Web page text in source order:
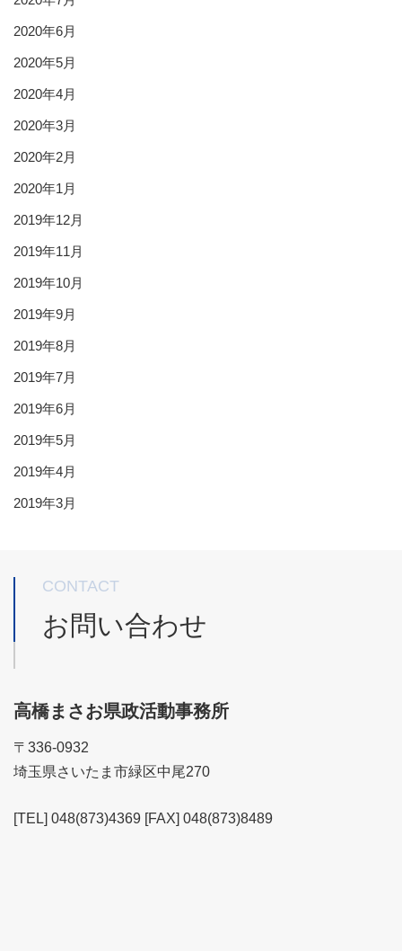
2020年6月
2020年5月
2020年4月
2020年3月
2020年2月
2020年1月
2019年12月
2019年11月
2019年10月
2019年9月
2019年8月
2019年7月
2019年6月
2019年5月
2019年4月
2019年3月
CONTACT
お問い合わせ
高橋まさお県政活動事務所
〒336-0932
埼玉県さいたま市緑区中尾270
[TEL] 048(873)4369 [FAX] 048(873)8489